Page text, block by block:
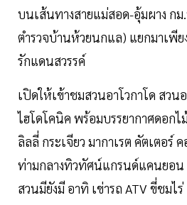
บนเส้นทางสายแม่สอด-อุ้มผาง ก
ตำรวจบ้านห้วยนกแล) แยกมาเพี
รักแดนสวรรค์
เปิดให้เข้าชมสวนอาโวกาโด สว
ไฮโดโคนิค พร้อมบรรยากาศดอกไ
ลิลลี่ กระเจียว มากาเรต คัตเตอร์
ท่ามกลางทิวทัศน์แกรนด์แคนยอน
สวนมียังมี อาทิ เข่ารถ ATV ขี่ชมไ